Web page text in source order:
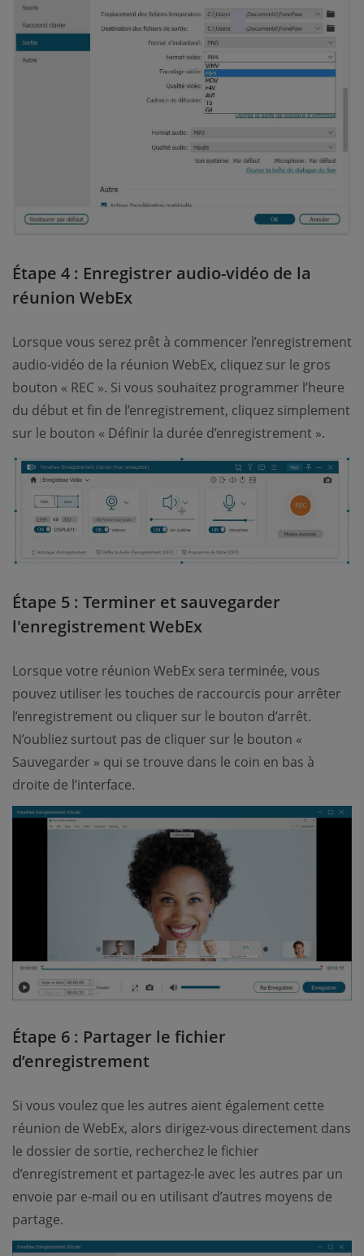
Étape 4 : Enregistrer audio-vidéo de la
réunion WebEx
Lorsque vous serez prêt à commencer l’enregistrement
audio-vidéo de la réunion WebEx, cliquez sur le gros
bouton « REC ». Si vous souhaitez programmer l’heure
du début et fin de l’enregistrement, cliquez simplement
sur le bouton « Définir la durée d’enregistrement ».
Étape 5 : Terminer et sauvegarder
l'enregistrement WebEx
Lorsque votre réunion WebEx sera terminée, vous
pouvez utiliser les touches de raccourcis pour arrêter
l’enregistrement ou cliquer sur le bouton d’arrêt.
N’oubliez surtout pas de cliquer sur le bouton «
Sauvegarder » qui se trouve dans le coin en bas à
droite de l’interface.
Étape 6 : Partager le fichier
d’enregistrement
Si vous voulez que les autres aient également cette
réunion de WebEx, alors dirigez-vous directement dans
le dossier de sortie, recherchez le fichier
d’enregistrement et partagez-le avec les autres par un
envoie par e-mail ou en utilisant d’autres moyens de
partage.